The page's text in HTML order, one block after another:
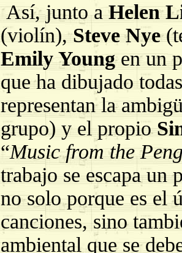
Así, junto aHelen
(violín),Steve Nye
Emily Youngen un
que ha dibujado
representan la
grupo) y el propio
“Music from the
trabajo se escapa un
no solo porque es el
canciones, sino
ambiental que se